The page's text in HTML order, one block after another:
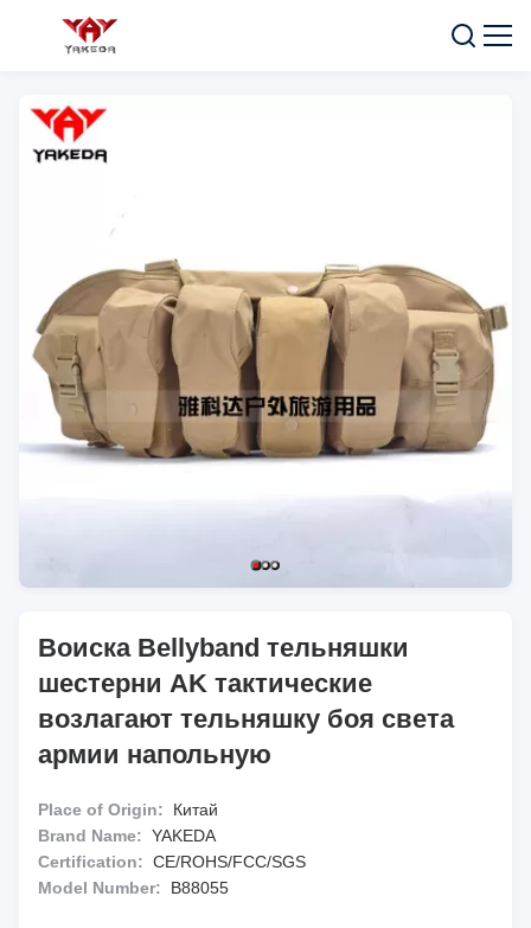
Воиска Bellyband тельняшки
шестерни AK тактические
возлагают тельняшку боя света
армии напольную
Place of Origin:
Китай
Brand Name: YAKEDA
Certification: CE/ROHS/FCC/SGS
Model Number:
B88055